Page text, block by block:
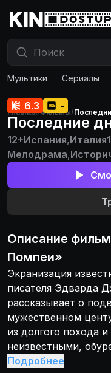
Мультики Сериалы
Главная/Фильмы/
6.3 -
Последние
12+Испания,Италия
Мелодрама,
Описание
Помпеи»
Экранизация
писателя Эдварда
рассказывает о
мужественном
из долгого похода
неизвестными,
начинает поиски. В
Подробнее